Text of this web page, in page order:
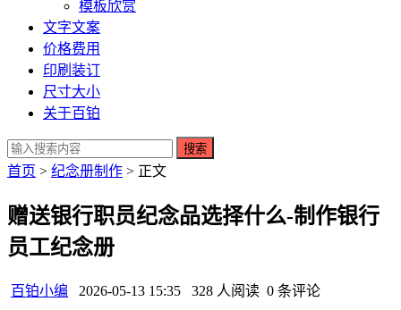
模板欣赏
文字文案
价格费用
印刷装订
尺寸大小
关于百铂
搜索
首页 > 纪念册制作 > 正文
赠送银行职员纪念品选择什么-制作银行
员工纪念册
百铂小编 2026-05-13 15:35 328 人阅读 0 条评论